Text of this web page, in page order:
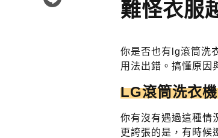
難怪衣服
你是否也有lg滾筒洗
用法出錯。搞懂原因
LG滾筒洗衣
你有沒有遇過這種情
更誇張的是，有時候